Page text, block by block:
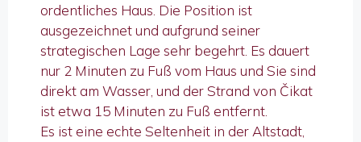
ordentliches Haus. Die Position ist
ausgezeichnet und aufgrund seiner
strategischen Lage sehr begehrt. Es dauert
nur 2 Minuten zu Fuß vom Haus und Sie sind
direkt am Wasser, und der Strand von Čikat
ist etwa 15 Minuten zu Fuß entfernt.
Es ist eine echte Seltenheit in der Altstadt,